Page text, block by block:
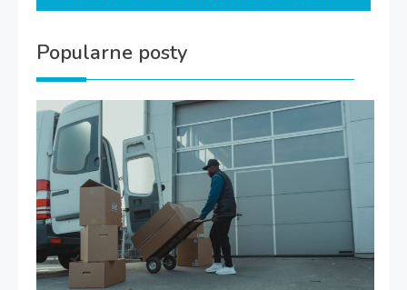
Popularne posty